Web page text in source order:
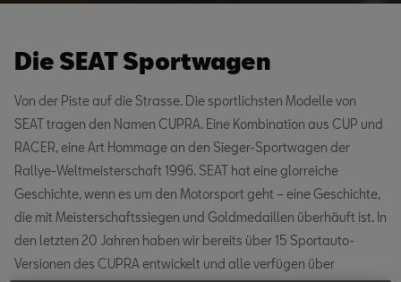
Die SEAT Sportwagen
Von der Piste auf die Strasse. Die sportlichsten Modelle von
SEAT tragen den Namen CUPRA. Eine Kombination aus CUP und
RACER, eine Art Hommage an den Sieger-Sportwagen der
Rallye-Weltmeisterschaft 1996. SEAT hat eine glorreiche
Geschichte, wenn es um den Motorsport geht – eine Geschichte,
die mit Meisterschaftssiegen und Goldmedaillen überhäuft ist. In
den letzten 20 Jahren haben wir bereits über 15 Sportauto-
Versionen des CUPRA entwickelt und alle verfügen über